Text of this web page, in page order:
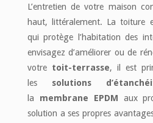
L’entretien de votre maison
haut, littéralement. La toiture
qui protège l’habitation des
envisagez d’améliorer ou de
votre toit-terrasse, il est
les solutions
la membrane EPDM aux
solution a ses propres